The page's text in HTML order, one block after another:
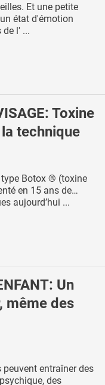
Et une petite
état d'émotion
l' ...
Toxine
technique
Botox ® (toxine
en 15 ans de…
aujourd’hui ...
Un
même des
entraîner des
des